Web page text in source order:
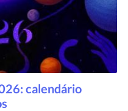
calendário